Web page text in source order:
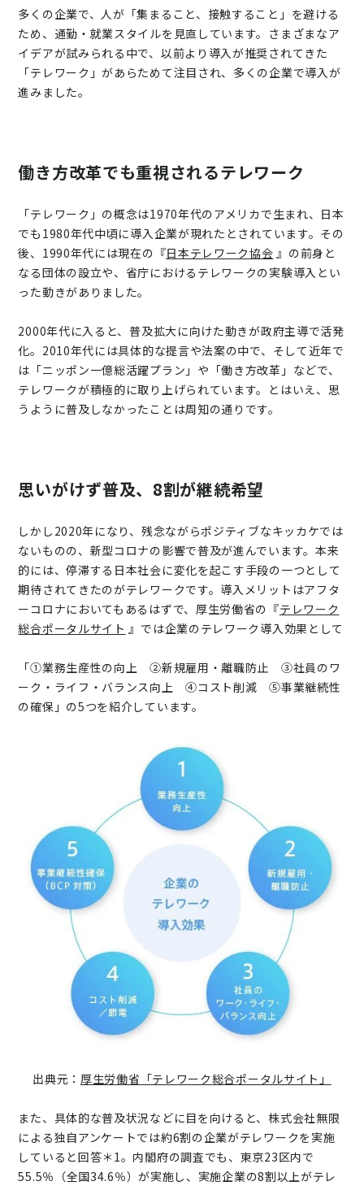
多くの企業で、人が「集まること、接触すること」を避ける
ため、通勤・就業スタイルを見直しています。さまざまなア
イデアが試みられる中で、以前より導入が推奨されてきた
「テレワーク」があらためて注目され、多くの企業で導入が
進みました。
働き方改革でも重視されるテレワーク
「テレワーク」の概念は1970年代のアメリカで生まれ、日本
でも1980年代中頃に導入企業が現れたとされています。その
後、1990年代には現在の『日本テレワーク協会 』の前身と
なる団体の設立や、省庁におけるテレワークの実験導入とい
った動きがありました。
2000年代に入ると、普及拡大に向けた動きが政府主導で活発
化。2010年代には具体的な提言や法案の中で、そして近年で
は「ニッポン一億総活躍プラン」や「働き方改革」などで、
テレワークが積極的に取り上げられています。とはいえ、思
うように普及しなかったことは周知の通りです。
思いがけず普及、8割が継続希望
しかし2020年になり、残念ながらポジティブなキッカケでは
ないものの、新型コロナの影響で普及が進んでいます。本来
的には、停滞する日本社会に変化を起こす手段の一つとして
期待されてきたのがテレワークです。導入メリットはアフタ
ーコロナにおいてもあるはずで、厚生労働省の『テレワーク
総合ポータルサイト 』では企業のテレワーク導入効果として
「①業務生産性の向上 ②新規雇用・離職防止 ③社員のワ
ーク・ライフ・バランス向上 ④コスト削減 ⑤事業継続性
の確保」の5つを紹介しています。
出典元： 厚生労働省「テレワーク総合ポータルサイト」
また、具体的な普及状況などに目を向けると、株式会社無限
による独自アンケートでは約6割の企業がテレワークを実施
していると回答＊1。内閣府の調査でも、東京23区内で
55.5％（全国34.6％）が実施し、実施企業の8割以上がテレ